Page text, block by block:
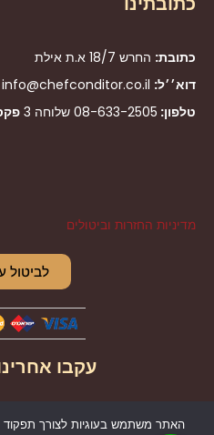
כתובת: החרש 18/7 א.ת אילת
דוא׳׳ל: info@chefconditor.co.il
טלפון: 08-633-2505 שלוחה 3
מדיניות החזרות וביטולים
לביטול
עקבו
F
האתר משתמש בעוגיות לצורך תפקוד